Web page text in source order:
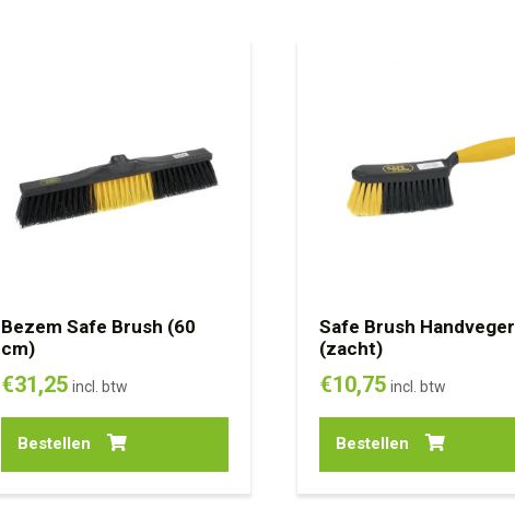
Bezem Safe Brush (60
cm)
€31,25 incl. btw
Bestellen
Safe Brush Handveger
(zacht)
€10,75 incl. btw
Bestellen